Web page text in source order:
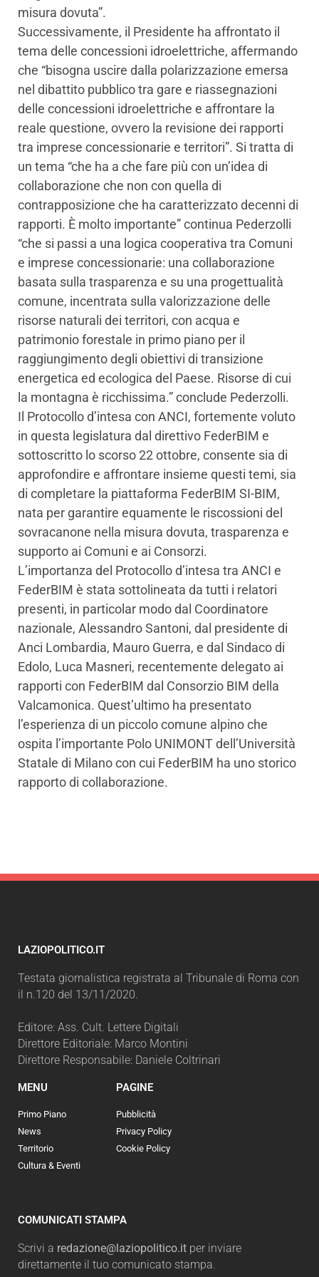
misura dovuta”.
Successivamente, il Presidente ha affrontato il
tema delle concessioni idroelettriche, affermando
che “bisogna uscire dalla polarizzazione emersa
nel dibattito pubblico tra gare e riassegnazioni
delle concessioni idroelettriche e affrontare la
reale questione, ovvero la revisione dei rapporti
tra imprese concessionarie e territori”. Si tratta di
un tema “che ha a che fare più con un’idea di
collaborazione che non con quella di
contrapposizione che ha caratterizzato decenni di
rapporti. È molto importante” continua Pederzolli
“che si passi a una logica cooperativa tra Comuni
e imprese concessionarie: una collaborazione
basata sulla trasparenza e su una progettualità
comune, incentrata sulla valorizzazione delle
risorse naturali dei territori, con acqua e
patrimonio forestale in primo piano per il
raggiungimento degli obiettivi di transizione
energetica ed ecologica del Paese. Risorse di cui
la montagna è ricchissima.” conclude Pederzolli.
Il Protocollo d’intesa con ANCI, fortemente voluto
in questa legislatura dal direttivo FederBIM e
sottoscritto lo scorso 22 ottobre, consente sia di
approfondire e affrontare insieme questi temi, sia
di completare la piattaforma FederBIM SI-BIM,
nata per garantire equamente le riscossioni del
sovracanone nella misura dovuta, trasparenza e
supporto ai Comuni e ai Consorzi.
L’importanza del Protocollo d’intesa tra ANCI e
FederBIM è stata sottolineata da tutti i relatori
presenti, in particolar modo dal Coordinatore
nazionale, Alessandro Santoni, dal presidente di
Anci Lombardia, Mauro Guerra, e dal Sindaco di
Edolo, Luca Masneri, recentemente delegato ai
rapporti con FederBIM dal Consorzio BIM della
Valcamonica. Quest’ultimo ha presentato
l’esperienza di un piccolo comune alpino che
ospita l’importante Polo UNIMONT dell’Università
Statale di Milano con cui FederBIM ha uno storico
rapporto di collaborazione.
LAZIOPOLITICO.IT
Testata giornalistica registrata al Tribunale di Roma con
il n.120 del 13/11/2020.
Editore: Ass. Cult. Lettere Digitali
Direttore Editoriale: Marco Montini
Direttore Responsabile: Daniele Coltrinari
MENU
Primo Piano
News
Territorio
Cultura & Eventi
PAGINE
Pubblicità
Privacy Policy
Cookie Policy
COMUNICATI STAMPA
Scrivi a redazione@laziopolitico.it per inviare
direttamente il tuo comunicato stampa.